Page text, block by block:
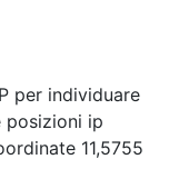
per individuare
posizioni ip
11,5755